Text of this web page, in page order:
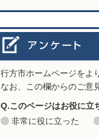
行方市ホームページをよ
なお、この欄からのご意
Q.このページはお役に立
非常に役に立った